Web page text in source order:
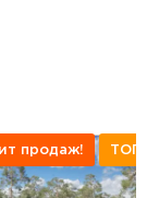
продаж! ТОП